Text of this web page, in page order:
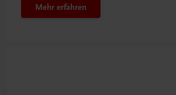
Mehr erfahren